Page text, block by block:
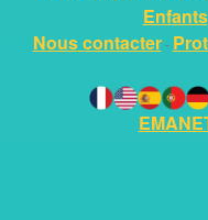
Enfants
Nous contacter-